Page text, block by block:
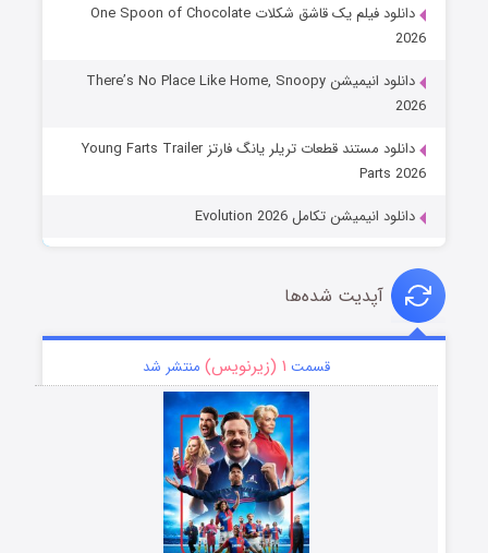
دانلود فیلم یک قاشق شکلات One Spoon of Chocolate
2026
دانلود انیمیشن There’s No Place Like Home, Snoopy
2026
دانلود مستند قطعات تریلر یانگ فارتز Young Farts Trailer
Parts 2026
دانلود انیمیشن تکامل Evolution 2026
آپدیت شده‌ها
قسمت ۱ (زیرنویس) منتشر شد